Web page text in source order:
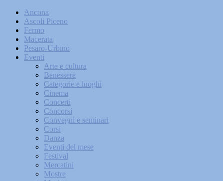
Ancona
Ascoli Piceno
Fermo
Macerata
Pesaro-Urbino
Eventi
Arte e cultura
Benessere
Categorie e luoghi
Cinema
Concerti
Concorsi
Convegni e seminari
Corsi
Danza
Eventi del mese
Festival
Mercatini
Mostre